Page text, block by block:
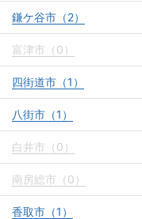
鎌ケ谷市（2）
富津市（0）
四街道市（1）
八街市（1）
白井市（0）
南房総市（0）
香取市（1）